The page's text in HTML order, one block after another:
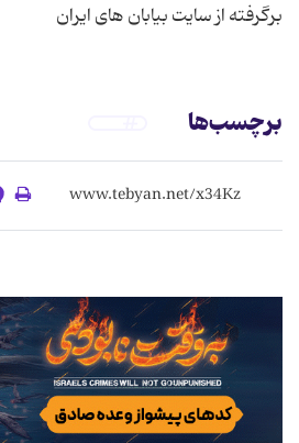
برگرفته از سایت بیابان های ایران
برچسب‌ها